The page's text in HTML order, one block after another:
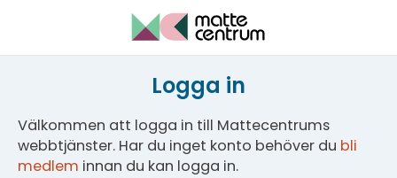
Logga in
Välkommen att logga in till Mattecentrums
webbtjänster. Har du inget konto behöver du bli
medlem innan du kan logga in.